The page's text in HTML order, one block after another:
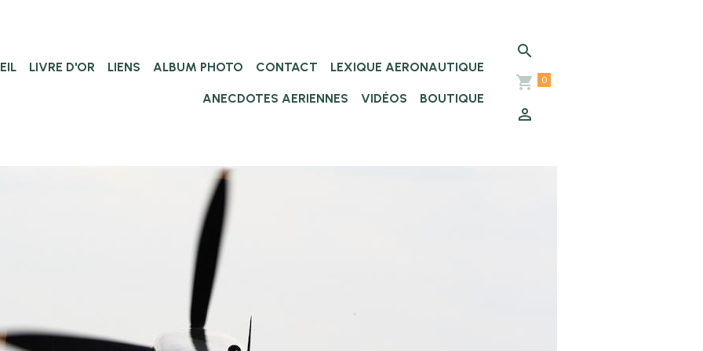
LIVRE D'OR LIENS ALBUM PHOTO CONTACT LEXIQUE AERONAUTIQUE
ANECDOTES AERIENNES VIDÉOS BOUTIQUE
0